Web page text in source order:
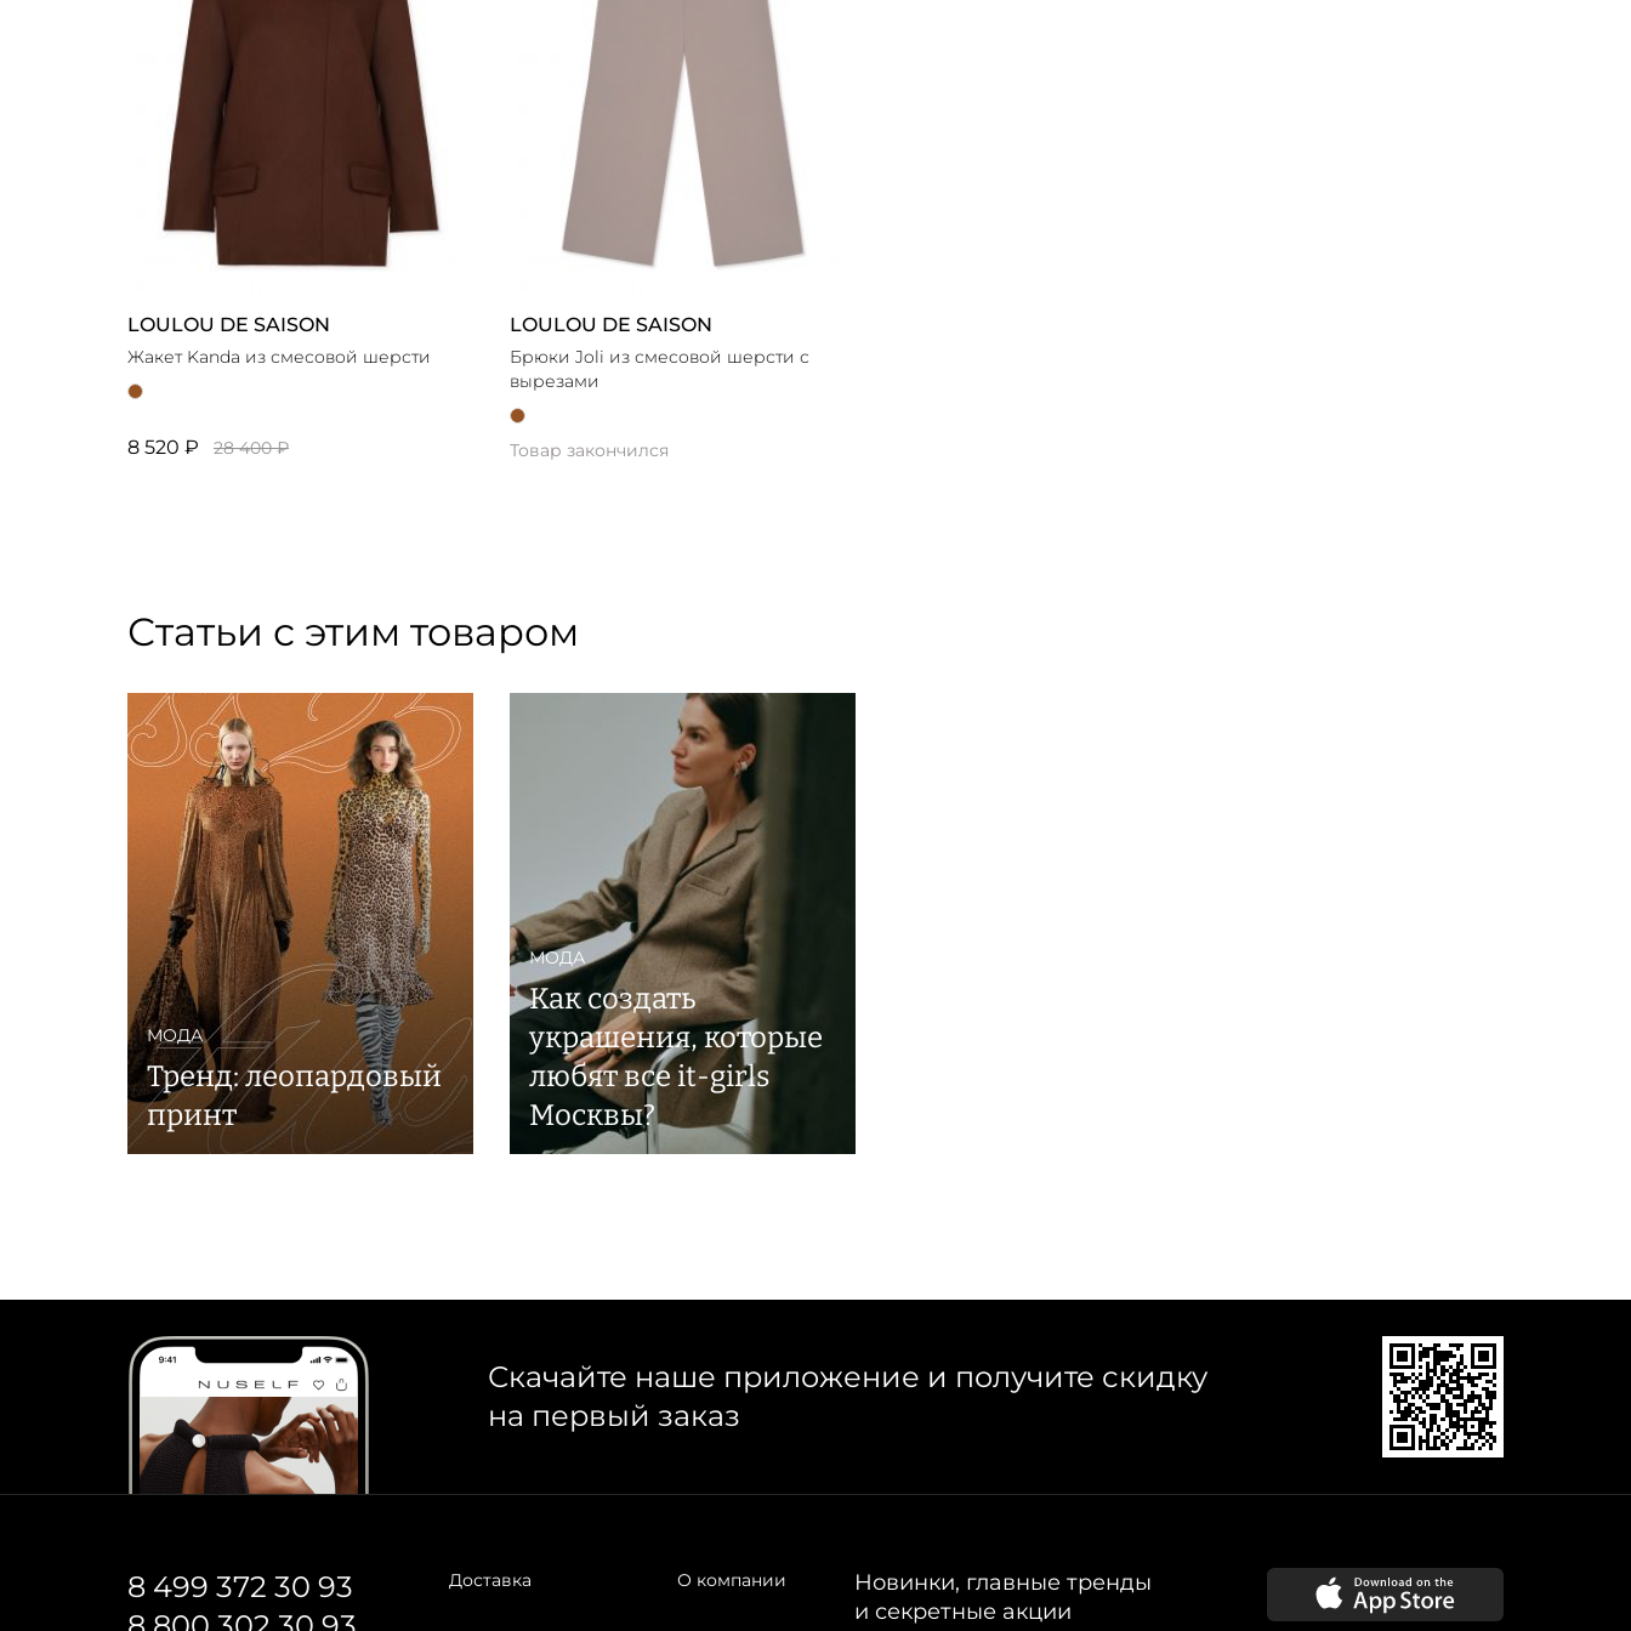
LOULOU DE SAISON
Жакет Kanda из смесовой шерсти
8 520 ₽ 28 400 ₽
LOULOU DE SAISON
Брюки Joli из смесовой шерсти с
вырезами
Товар закончился
Статьи с этим товаром
МОДА
Тренд: леопардовый
принт
МОДА
Как создать
украшения, которые
любят все it-girls
Москвы?
Скачайте наше приложение и получите скидку
на первый заказ
8 499 372 30 93
Доставка О компании
Новинки, главные тренды
и секретные акции